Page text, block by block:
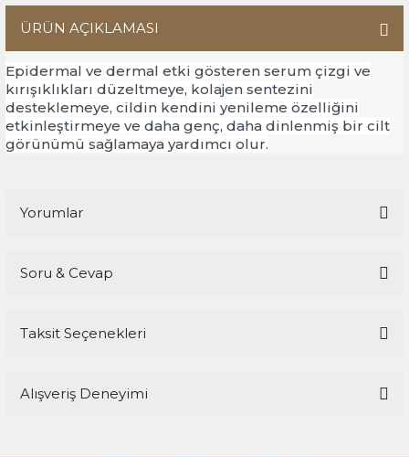
ÜRÜN AÇIKLAMASI
Epidermal ve dermal etki gösteren serum çizgi ve
kırışıklıkları düzeltmeye, kolajen sentezini
desteklemeye, cildin kendini yenileme özelliğini
etkinleştirmeye ve daha genç, daha dinlenmiş bir cilt
görünümü sağlamaya yardımcı olur.
Yorumlar
Soru & Cevap
Taksit Seçenekleri
Alışveriş Deneyimi